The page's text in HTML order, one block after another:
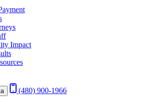
Impact
(480) 900-1966